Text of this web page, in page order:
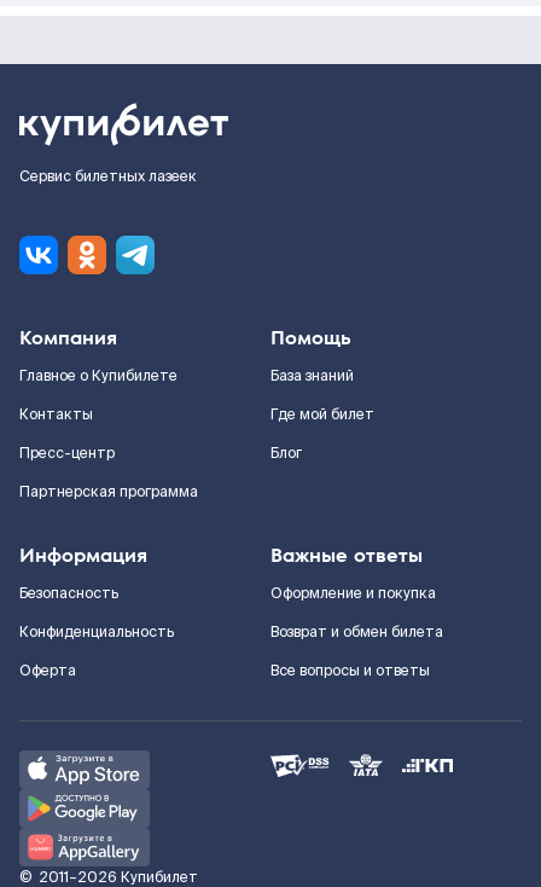
Сервис билетных лазеек
Компания
Главное о Купибилете
Контакты
Пресс-центр
Партнерская программа
Помощь
База знаний
Где мой билет
Блог
Информация
Безопасность
Конфиденциальность
Оферта
Важные ответы
Оформление и покупка
Возврат и обмен билета
Все вопросы и ответы
© 2011–2026 Купибилет